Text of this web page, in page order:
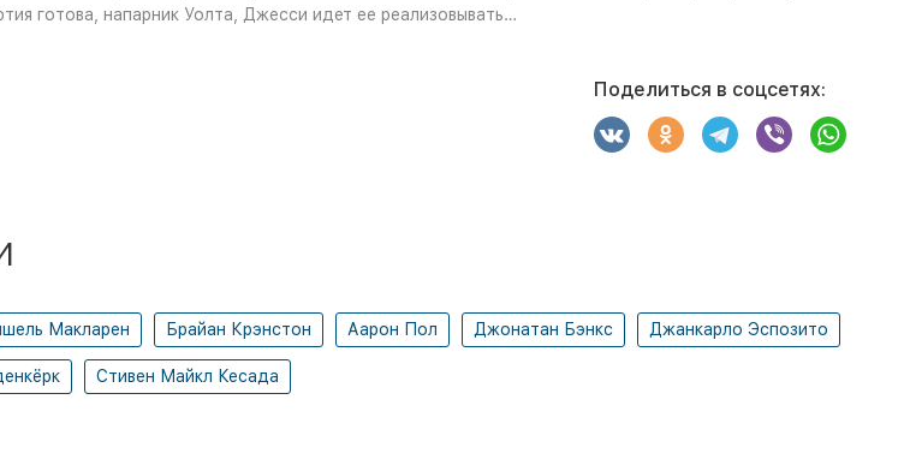
готова, напарник Уолта, Джесси идет ее реализовывать…
Поделиться в соцсетях:
Макларен Брайан Крэнстон Аарон Пол Джонатан Бэнкс Джанкарло Эспозито
Стивен Майкл Кесада